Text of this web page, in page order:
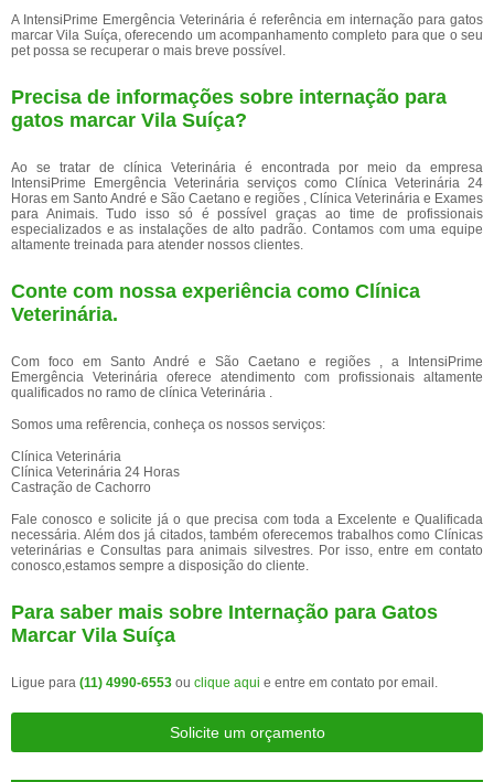
A IntensiPrime Emergência Veterinária é referência em internação para gatos
marcar Vila Suíça, oferecendo um acompanhamento completo para que o seu
pet possa se recuperar o mais breve possível.
Precisa de informações sobre internação para
gatos marcar Vila Suíça?
Ao se tratar de clínica Veterinária é encontrada por meio da empresa
IntensiPrime Emergência Veterinária serviços como Clínica Veterinária 24
Horas em Santo André e São Caetano e regiões , Clínica Veterinária e Exames
para Animais. Tudo isso só é possível graças ao time de profissionais
especializados e as instalações de alto padrão. Contamos com uma equipe
altamente treinada para atender nossos clientes.
Conte com nossa experiência como Clínica
Veterinária.
Com foco em Santo André e São Caetano e regiões , a IntensiPrime
Emergência Veterinária oferece atendimento com profissionais altamente
qualificados no ramo de clínica Veterinária .
Somos uma refêrencia, conheça os nossos serviços:
Clínica Veterinária
Clínica Veterinária 24 Horas
Castração de Cachorro
Fale conosco e solicite já o que precisa com toda a Excelente e Qualificada
necessária. Além dos já citados, também oferecemos trabalhos como Clínicas
veterinárias e Consultas para animais silvestres. Por isso, entre em contato
conosco,estamos sempre a disposição do cliente.
Para saber mais sobre Internação para Gatos
Marcar Vila Suíça
Ligue para (11) 4990-6553 ou clique aqui e entre em contato por email.
Solicite um orçamento